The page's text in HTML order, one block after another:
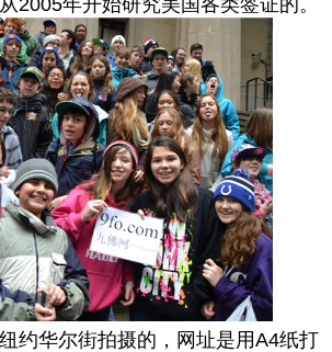
约华尔街拍摄的，网址是用A4纸打